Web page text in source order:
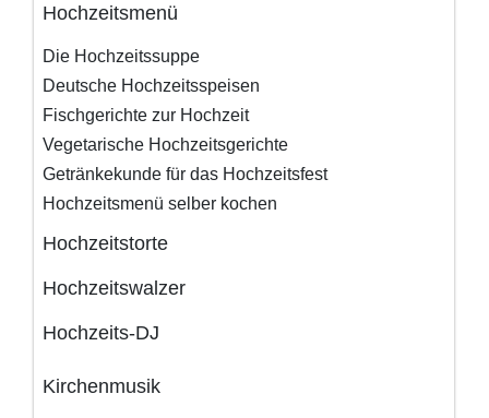
Hochzeitsmenü
Die Hochzeitssuppe
Deutsche Hochzeitsspeisen
Fischgerichte zur Hochzeit
Vegetarische Hochzeitsgerichte
Getränkekunde für das Hochzeitsfest
Hochzeitsmenü selber kochen
Hochzeitstorte
Hochzeitswalzer
Hochzeits-DJ
Kirchenmusik